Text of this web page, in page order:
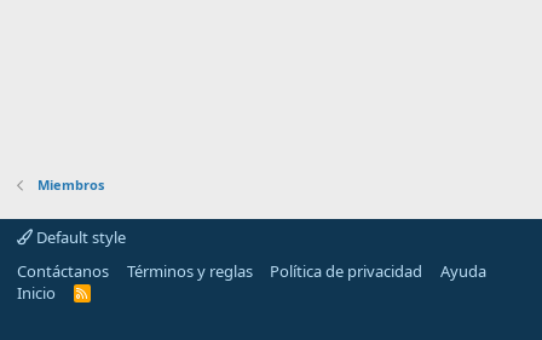
Miembros
Default style
Contáctanos
Términos y reglas Política de privacidad
Ayuda
Inicio
R